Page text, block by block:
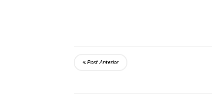
Post Anterior